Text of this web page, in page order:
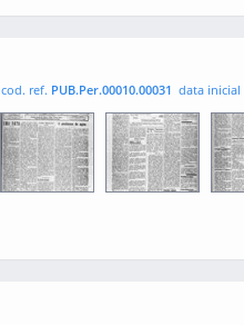
0001 0002 0003
cod. ref. PUB.Per.00010.00031 data inicial
0001 0002 0003